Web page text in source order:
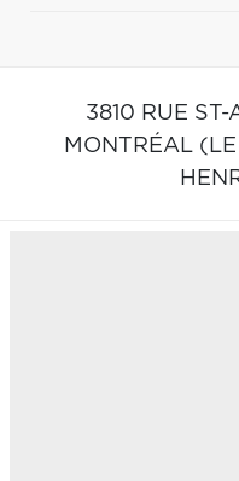
3810 RUE ST-
MONTRÉAL